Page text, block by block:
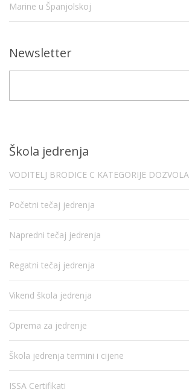
Marine u Španjolskoj
Newsletter
Škola jedrenja
VODITELJ BRODICE C KATEGORIJE DOZVOLA
Početni tečaj jedrenja
Napredni tečaj jedrenja
Regatni tečaj jedrenja
Vikend škola jedrenja
Oprema za jedrenje
Škola jedrenja termini i cijene
ISSA Certifikati